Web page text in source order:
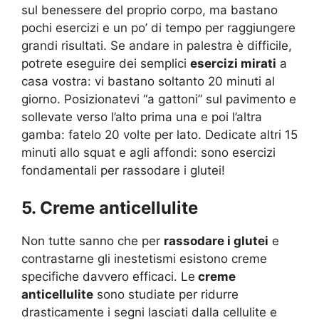
sul benessere del proprio corpo, ma bastano
pochi esercizi e un po’ di tempo per raggiungere
grandi risultati. Se andare in palestra è difficile,
potrete eseguire dei semplici esercizi mirati a
casa vostra: vi bastano soltanto 20 minuti al
giorno. Posizionatevi “a gattoni” sul pavimento e
sollevate verso l’alto prima una e poi l’altra
gamba: fatelo 20 volte per lato. Dedicate altri 15
minuti allo squat e agli affondi: sono esercizi
fondamentali per rassodare i glutei!
5. Creme anticellulite
Non tutte sanno che per rassodare i glutei e
contrastarne gli inestetismi esistono creme
specifiche davvero efficaci. Le creme
anticellulite sono studiate per ridurre
drasticamente i segni lasciati dalla cellulite e